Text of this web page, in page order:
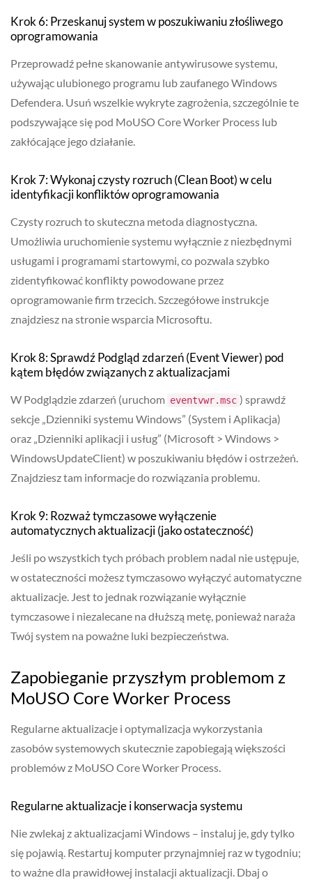
Krok 6: Przeskanuj system w poszukiwaniu złośliwego
oprogramowania
Przeprowadź pełne skanowanie antywirusowe systemu,
używając ulubionego programu lub zaufanego Windows
Defendera. Usuń wszelkie wykryte zagrożenia, szczególnie te
podszywające się pod MoUSO Core Worker Process lub
zakłócające jego działanie.
Krok 7: Wykonaj czysty rozruch (Clean Boot) w celu
identyfikacji konfliktów oprogramowania
Czysty rozruch to skuteczna metoda diagnostyczna.
Umożliwia uruchomienie systemu wyłącznie z niezbędnymi
usługami i programami startowymi, co pozwala szybko
zidentyfikować konflikty powodowane przez
oprogramowanie firm trzecich. Szczegółowe instrukcje
znajdziesz na stronie wsparcia Microsoftu.
Krok 8: Sprawdź Podgląd zdarzeń (Event Viewer) pod
kątem błędów związanych z aktualizacjami
W Podglądzie zdarzeń (uruchom eventvwr.msc ) sprawdź
sekcje „Dzienniki systemu Windows” (System i Aplikacja)
oraz „Dzienniki aplikacji i usług” (Microsoft > Windows >
WindowsUpdateClient) w poszukiwaniu błędów i ostrzeżeń.
Znajdziesz tam informacje do rozwiązania problemu.
Krok 9: Rozważ tymczasowe wyłączenie
automatycznych aktualizacji (jako ostateczność)
Jeśli po wszystkich tych próbach problem nadal nie ustępuje,
w ostateczności możesz tymczasowo wyłączyć automatyczne
aktualizacje. Jest to jednak rozwiązanie wyłącznie
tymczasowe i niezalecane na dłuższą metę, ponieważ naraża
Twój system na poważne luki bezpieczeństwa.
Zapobieganie przyszłym problemom z
MoUSO Core Worker Process
Regularne aktualizacje i optymalizacja wykorzystania
zasobów systemowych skutecznie zapobiegają większości
problemów z MoUSO Core Worker Process.
Regularne aktualizacje i konserwacja systemu
Nie zwlekaj z aktualizacjami Windows – instaluj je, gdy tylko
się pojawią. Restartuj komputer przynajmniej raz w tygodniu;
to ważne dla prawidłowej instalacji aktualizacji. Dbaj o